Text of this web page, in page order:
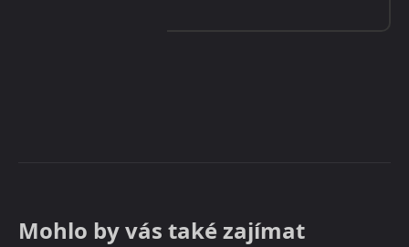
Mohlo by vás také zajímat